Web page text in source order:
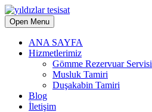
Open Menu
ANA SAYFA
Hizmetlerimiz
Gömme Rezervuar Servisi
Musluk Tamiri
Duşakabin Tamiri
Blog
İletişim